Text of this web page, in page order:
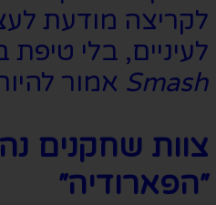
לקריצה מודעת
לעיניים, בלי
Smash אמור
צוות שחקנים
״הפארודיה״